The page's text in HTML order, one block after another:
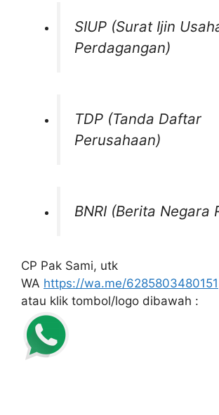
SIUP (Surat Ijin
Perdagangan)
TDP (Tanda Daftar
Perusahaan)
BNRI (Berita Negara
CP Pak Sami, utk
WA https://wa.me/6285803480151
atau klik tombol/logo dibawah :